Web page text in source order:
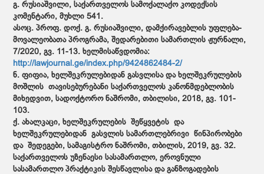
გ. რუსიაშვილი, საქართველოს სამოქალაქო კოდექსის
კომენტარი, მუხლი 541.
ასოც. პროფ. დოქ. გ. რუსიაშვილი, დამქირავებლის უფლება-
მოვალეობათა პროგრამა, შედარებითი სამართლის ჟურნალი,
7/2020, გვ. 11-13. ხელმისაწვდომია:
http://lawjournal.ge/index.php/9424862484-2/
ნ. ფიფია, ხელშეკრულებიდან გასვლისა და ხელშეკრულების
მოშლის თავისებურებანი საქართველოს კანონმდებლობის
მიხედვით, სადოქტორო ნაშრომი, თბილისი, 2018, გვ. 101-
103.
ქ. ახალკაცი, ხელშეკრულების შეწყვეტის და
ხელშეკრულებიდან გასვლის სამართლებრივი წინპირობები
და შედეგები, სამაგისტრო ნაშრომი, თბილის, 2019, გვ. 32.
საქართველოს უზენაესი სასამართლო, ეროვნული
სასამართლო პრაქტიკის შესწავლისა და განზოგადების